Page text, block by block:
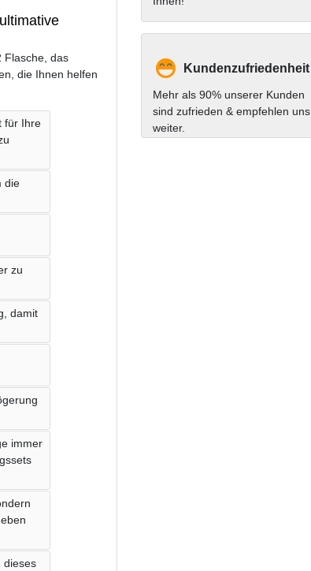
Flasche, das
die Ihnen helfen
für Ihre
die
zu
damit
immer
dieses
Kundenzufriedenheit
Mehr als 90% unserer Kunden
sind zufrieden & empfehlen uns
weiter.